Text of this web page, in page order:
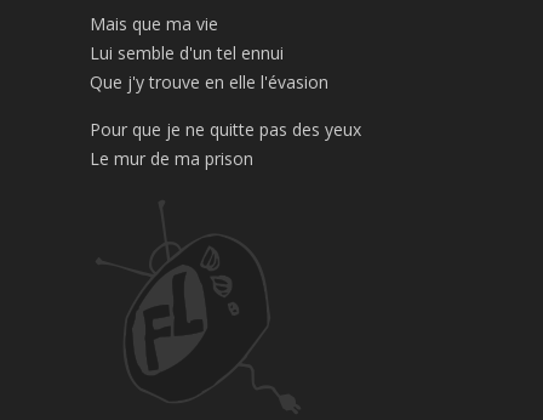
Mais que ma vie
Lui semble d'un tel ennui
Que j'y trouve en elle l'évasion
Pour que je ne quitte pas des yeux
Le mur de ma prison